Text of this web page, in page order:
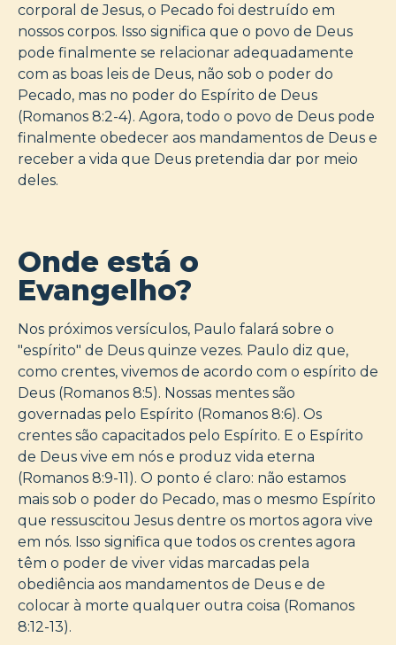
corporal de Jesus, o Pecado foi destruído em
nossos corpos. Isso significa que o povo de Deus
pode finalmente se relacionar adequadamente
com as boas leis de Deus, não sob o poder do
Pecado, mas no poder do Espírito de Deus
(Romanos 8:2-4). Agora, todo o povo de Deus pode
finalmente obedecer aos mandamentos de Deus e
receber a vida que Deus pretendia dar por meio
deles.
Onde está o
Evangelho?
Nos próximos versículos, Paulo falará sobre o
"espírito" de Deus quinze vezes. Paulo diz que,
como crentes, vivemos de acordo com o espírito de
Deus (Romanos 8:5). Nossas mentes são
governadas pelo Espírito (Romanos 8:6). Os
crentes são capacitados pelo Espírito. E o Espírito
de Deus vive em nós e produz vida eterna
(Romanos 8:9-11). O ponto é claro: não estamos
mais sob o poder do Pecado, mas o mesmo Espírito
que ressuscitou Jesus dentre os mortos agora vive
em nós. Isso significa que todos os crentes agora
têm o poder de viver vidas marcadas pela
obediência aos mandamentos de Deus e de
colocar à morte qualquer outra coisa (Romanos
8:12-13).